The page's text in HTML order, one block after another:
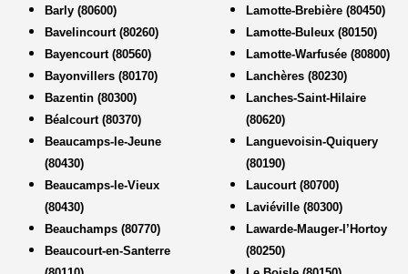
Barly (80600)
Bavelincourt (80260)
Bayencourt (80560)
Bayonvillers (80170)
Bazentin (80300)
Béalcourt (80370)
Beaucamps-le-Jeune
(80430)
Beaucamps-le-Vieux
(80430)
Beauchamps (80770)
Beaucourt-en-Santerre
Lamotte-Brebière (80450)
Lamotte-Buleux (80150)
Lamotte-Warfusée (80800)
Lanchères (80230)
Lanches-Saint-Hilaire
(80620)
Languevoisin-Quiquery
(80190)
Laucourt (80700)
Laviéville (80300)
Lawarde-Mauger-l’Hortoy
(80250)